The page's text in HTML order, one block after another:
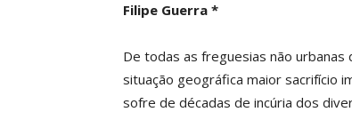
Filipe Guerra *
De todas as freguesias não urbanas
situação geográfica maior sacrifício
sofre de décadas de incúria dos